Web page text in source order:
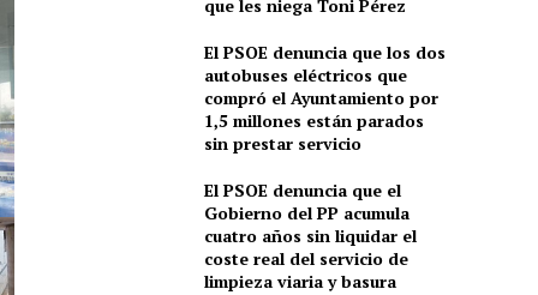
que les niega Toni Pérez
El PSOE denuncia que los dos
autobuses eléctricos que
compró el Ayuntamiento por
1,5 millones están parados
sin prestar servicio
El PSOE denuncia que el
Gobierno del PP acumula
cuatro años sin liquidar el
coste real del servicio de
limpieza viaria y basura